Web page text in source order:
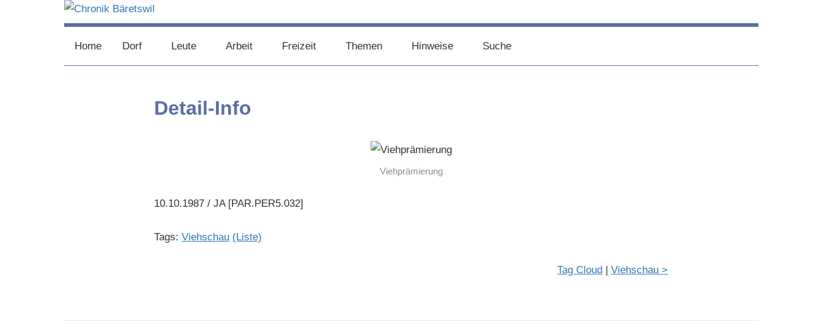
chronik-
baeretswil.ch
baeretswil.ch
Home Dorf Leute Arbeit Freizeit Themen Hinweise Suche
Detail-Info
Viehprämierung
10.10.1987 / JA [PAR.PER5.032]
Tags: Viehschau (Liste)
Tag Cloud Viehschau >